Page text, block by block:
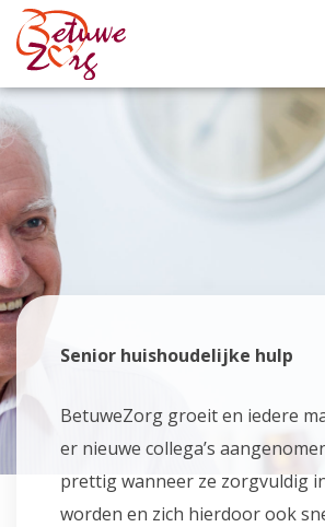
Senior huishoudelijke hulp
BetuweZorg groeit en iedere
er nieuwe collega’s
prettig wanneer ze zorgvuldig
worden en zich hierdoor ook